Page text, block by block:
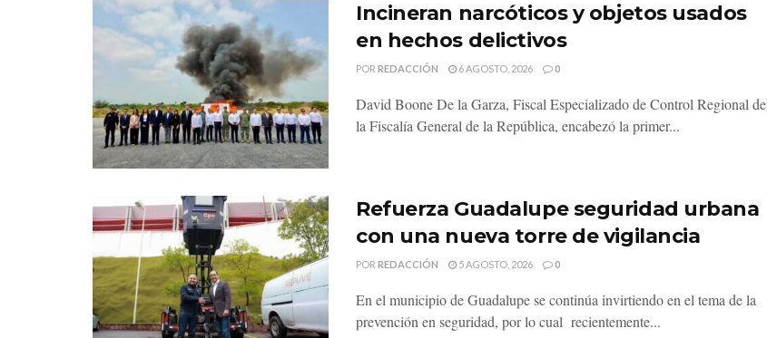
Incineran narcóticos y objetos usados
en hechos delictivos
POR REDACCIÓN 6 AGOSTO, 2026 0
David Boone De la Garza, Fiscal Especializado de Control Regional de
la Fiscalía General de la República, encabezó la primer...
Refuerza Guadalupe seguridad urbana
con una nueva torre de vigilancia
POR REDACCIÓN 5 AGOSTO, 2026 0
En el municipio de Guadalupe se continúa invirtiendo en el tema de la
prevención en seguridad, por lo cual recientemente...